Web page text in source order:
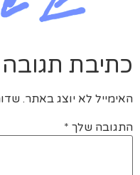
כתיבת תגובה
האימייל לא יוצג באתר.
התגובה שלך *